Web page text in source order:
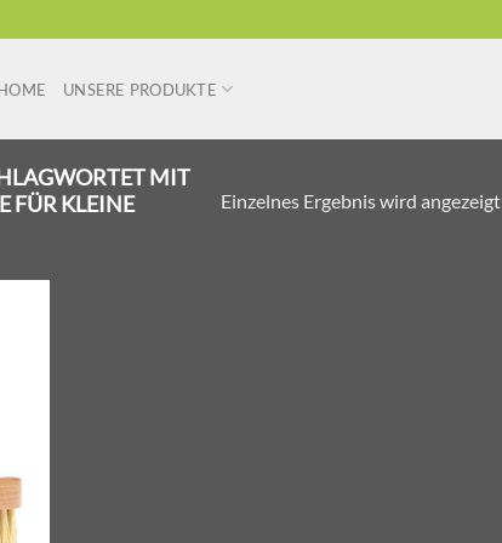
UNSERE PRODUKTE
MIT
FÜR KLEINE
Einzelnes Ergebnis wird angezeigt